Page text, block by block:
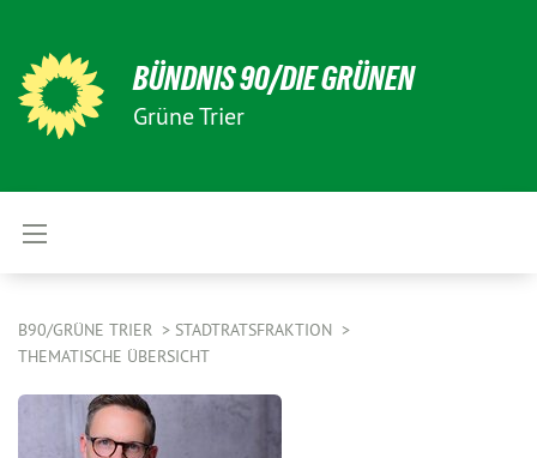
BÜNDNIS 90/DIE GRÜNEN
Grüne Trier
B90/GRÜNE TRIER
STADTRATSFRAKTION
THEMATISCHE ÜBERSICHT